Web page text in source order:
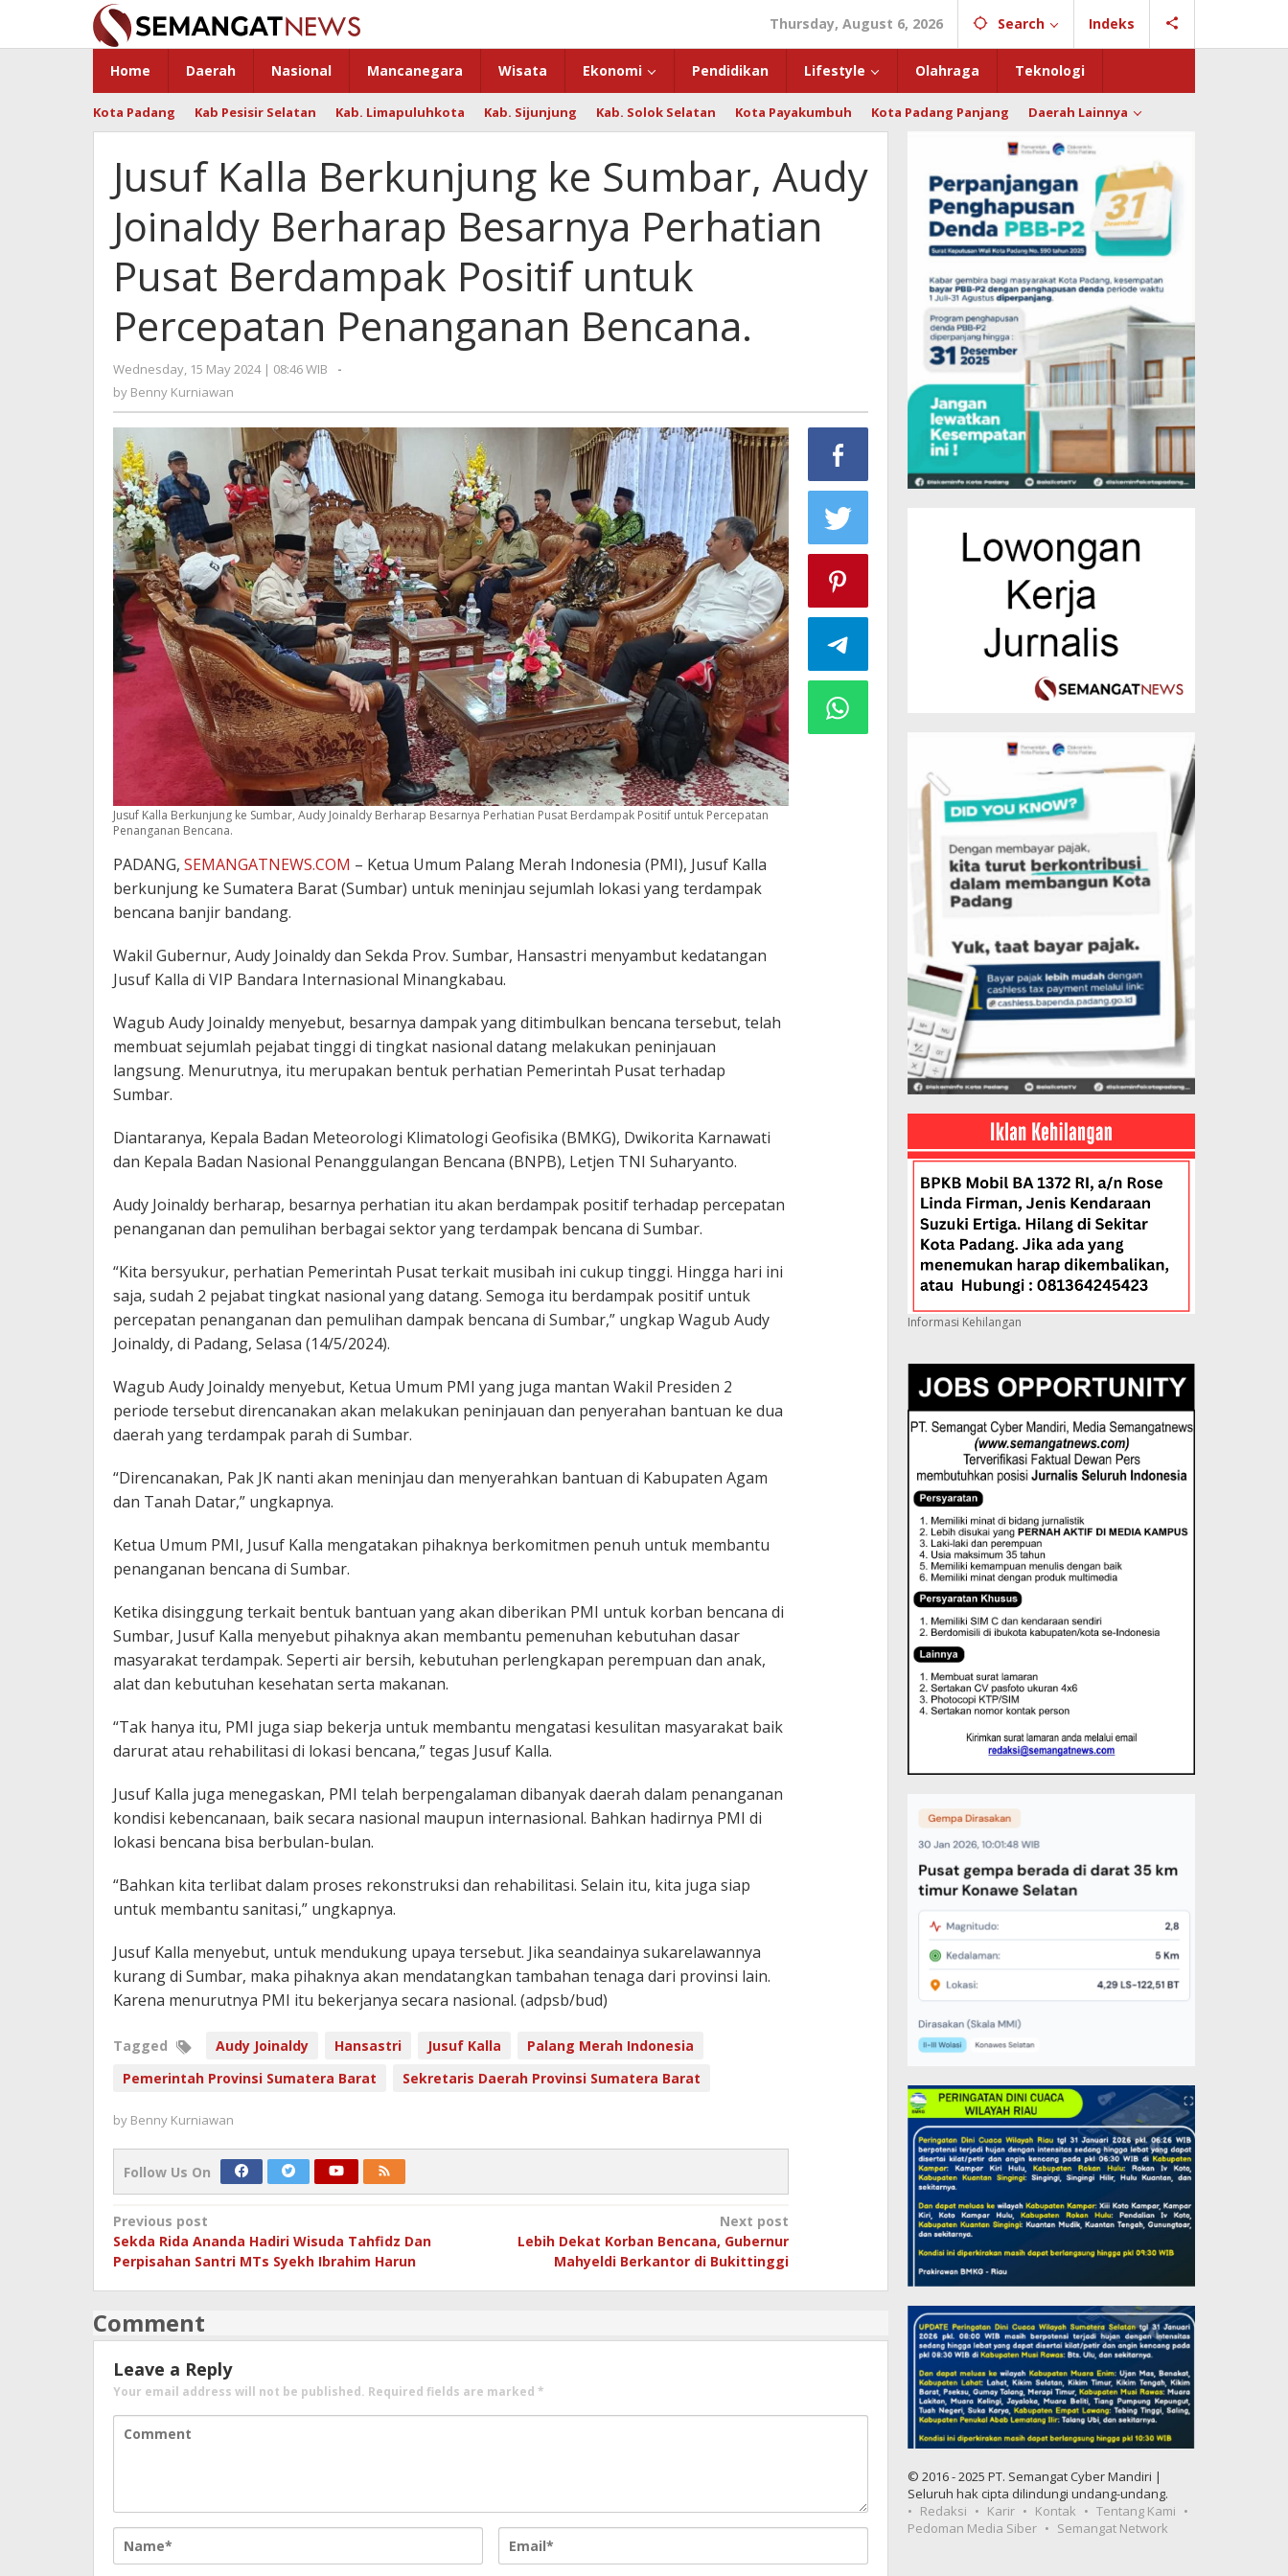
content
Thursday, August 6, 2026 Search Indeks
Home Daerah Nasional Mancanegara Wisata Ekonomi Pendidikan Lifestyle Olahraga Teknologi
Kota Padang Kab Pesisir Selatan Kab. Limapuluhkota Kab. Sijunjung Kab. Solok Selatan Kota Payakumbuh Kota Padang Panjang Daerah Lainnya
Jusuf Kalla Berkunjung ke Sumbar, Audy
Joinaldy Berharap Besarnya Perhatian
Pusat Berdampak Positif untuk
Percepatan Penanganan Bencana.
Wednesday, 15 May 2024 | 08:46 WIB
by
-
by Benny Kurniawan
Jusuf Kalla Berkunjung ke Sumbar, Audy Joinaldy Berharap Besarnya Perhatian Pusat Berdampak Positif untuk Percepatan
Penanganan Bencana.
PADANG, SEMANGATNEWS.COM – Ketua Umum Palang Merah Indonesia (PMI), Jusuf Kalla
berkunjung ke Sumatera Barat (Sumbar) untuk meninjau sejumlah lokasi yang terdampak
bencana banjir bandang.
Wakil Gubernur, Audy Joinaldy dan Sekda Prov. Sumbar, Hansastri menyambut kedatangan
Jusuf Kalla di VIP Bandara Internasional Minangkabau.
Wagub Audy Joinaldy menyebut, besarnya dampak yang ditimbulkan bencana tersebut, telah
membuat sejumlah pejabat tinggi di tingkat nasional datang melakukan peninjauan
langsung. Menurutnya, itu merupakan bentuk perhatian Pemerintah Pusat terhadap
Sumbar.
Diantaranya, Kepala Badan Meteorologi Klimatologi Geofisika (BMKG), Dwikorita Karnawati
dan Kepala Badan Nasional Penanggulangan Bencana (BNPB), Letjen TNI Suharyanto.
Audy Joinaldy berharap, besarnya perhatian itu akan berdampak positif terhadap percepatan
penanganan dan pemulihan berbagai sektor yang terdampak bencana di Sumbar.
“Kita bersyukur, perhatian Pemerintah Pusat terkait musibah ini cukup tinggi. Hingga hari ini
saja, sudah 2 pejabat tingkat nasional yang datang. Semoga itu berdampak positif untuk
percepatan penanganan dan pemulihan dampak bencana di Sumbar,” ungkap Wagub Audy
Joinaldy, di Padang, Selasa (14/5/2024).
Wagub Audy Joinaldy menyebut, Ketua Umum PMI yang juga mantan Wakil Presiden 2
periode tersebut direncanakan akan melakukan peninjauan dan penyerahan bantuan ke dua
daerah yang terdampak parah di Sumbar.
“Direncanakan, Pak JK nanti akan meninjau dan menyerahkan bantuan di Kabupaten Agam
dan Tanah Datar,” ungkapnya.
Ketua Umum PMI, Jusuf Kalla mengatakan pihaknya berkomitmen penuh untuk membantu
penanganan bencana di Sumbar.
Ketika disinggung terkait bentuk bantuan yang akan diberikan PMI untuk korban bencana di
Sumbar, Jusuf Kalla menyebut pihaknya akan membantu pemenuhan kebutuhan dasar
masyarakat terdampak. Seperti air bersih, kebutuhan perlengkapan perempuan dan anak,
alat dan kebutuhan kesehatan serta makanan.
“Tak hanya itu, PMI juga siap bekerja untuk membantu mengatasi kesulitan masyarakat baik
darurat atau rehabilitasi di lokasi bencana,” tegas Jusuf Kalla.
Jusuf Kalla juga menegaskan, PMI telah berpengalaman dibanyak daerah dalam penanganan
kondisi kebencanaan, baik secara nasional maupun internasional. Bahkan hadirnya PMI di
lokasi bencana bisa berbulan-bulan.
“Bahkan kita terlibat dalam proses rekonstruksi dan rehabilitasi. Selain itu, kita juga siap
untuk membantu sanitasi,” ungkapnya.
Jusuf Kalla menyebut, untuk mendukung upaya tersebut. Jika seandainya sukarelawannya
kurang di Sumbar, maka pihaknya akan mendatangkan tambahan tenaga dari provinsi lain.
Karena menurutnya PMI itu bekerjanya secara nasional. (adpsb/bud)
Tagged Audy Joinaldy Hansastri Jusuf Kalla
Palang Merah Indonesia
Pemerintah Provinsi Sumatera Barat
Sekretaris Daerah Provinsi Sumatera Barat
by Benny Kurniawan
Follow Us On
Post
navigation
Previous post
Sekda Rida Ananda Hadiri Wisuda Tahfidz Dan
Perpisahan Santri MTs Syekh Ibrahim Harun
Next post
Lebih Dekat Korban Bencana, Gubernur
Mahyeldi Berkantor di Bukittinggi
Comment
Leave a Reply
Your email address will not be published. Required fields are marked *
Informasi Kehilangan
© 2016 - 2025 PT. Semangat Cyber Mandiri |
Seluruh hak cipta dilindungi undang-undang.
Redaksi
Karir Kontak
Tentang Kami
Pedoman Media Siber
Semangat Network